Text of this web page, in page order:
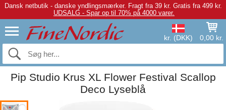
Dansk netbutik - danske yndlingsmærker. Fragt fra 39 kr. Gratis fra 499 kr.
UDSALG - Spar op til 70% på 4000 varer.
kr. (DKK) 0,00 kr.
Pip Studio Krus XL Flower Festival Scallop
Deco Lyseblå